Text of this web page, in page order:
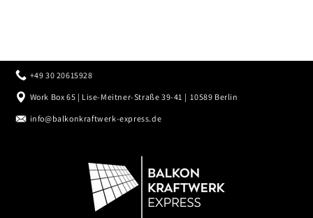
+49 30 20615928
Work Box 65 | Lise-Meitner-Straße 39-41 | 10589 Berlin
info@balkonkraftwerk-express.de